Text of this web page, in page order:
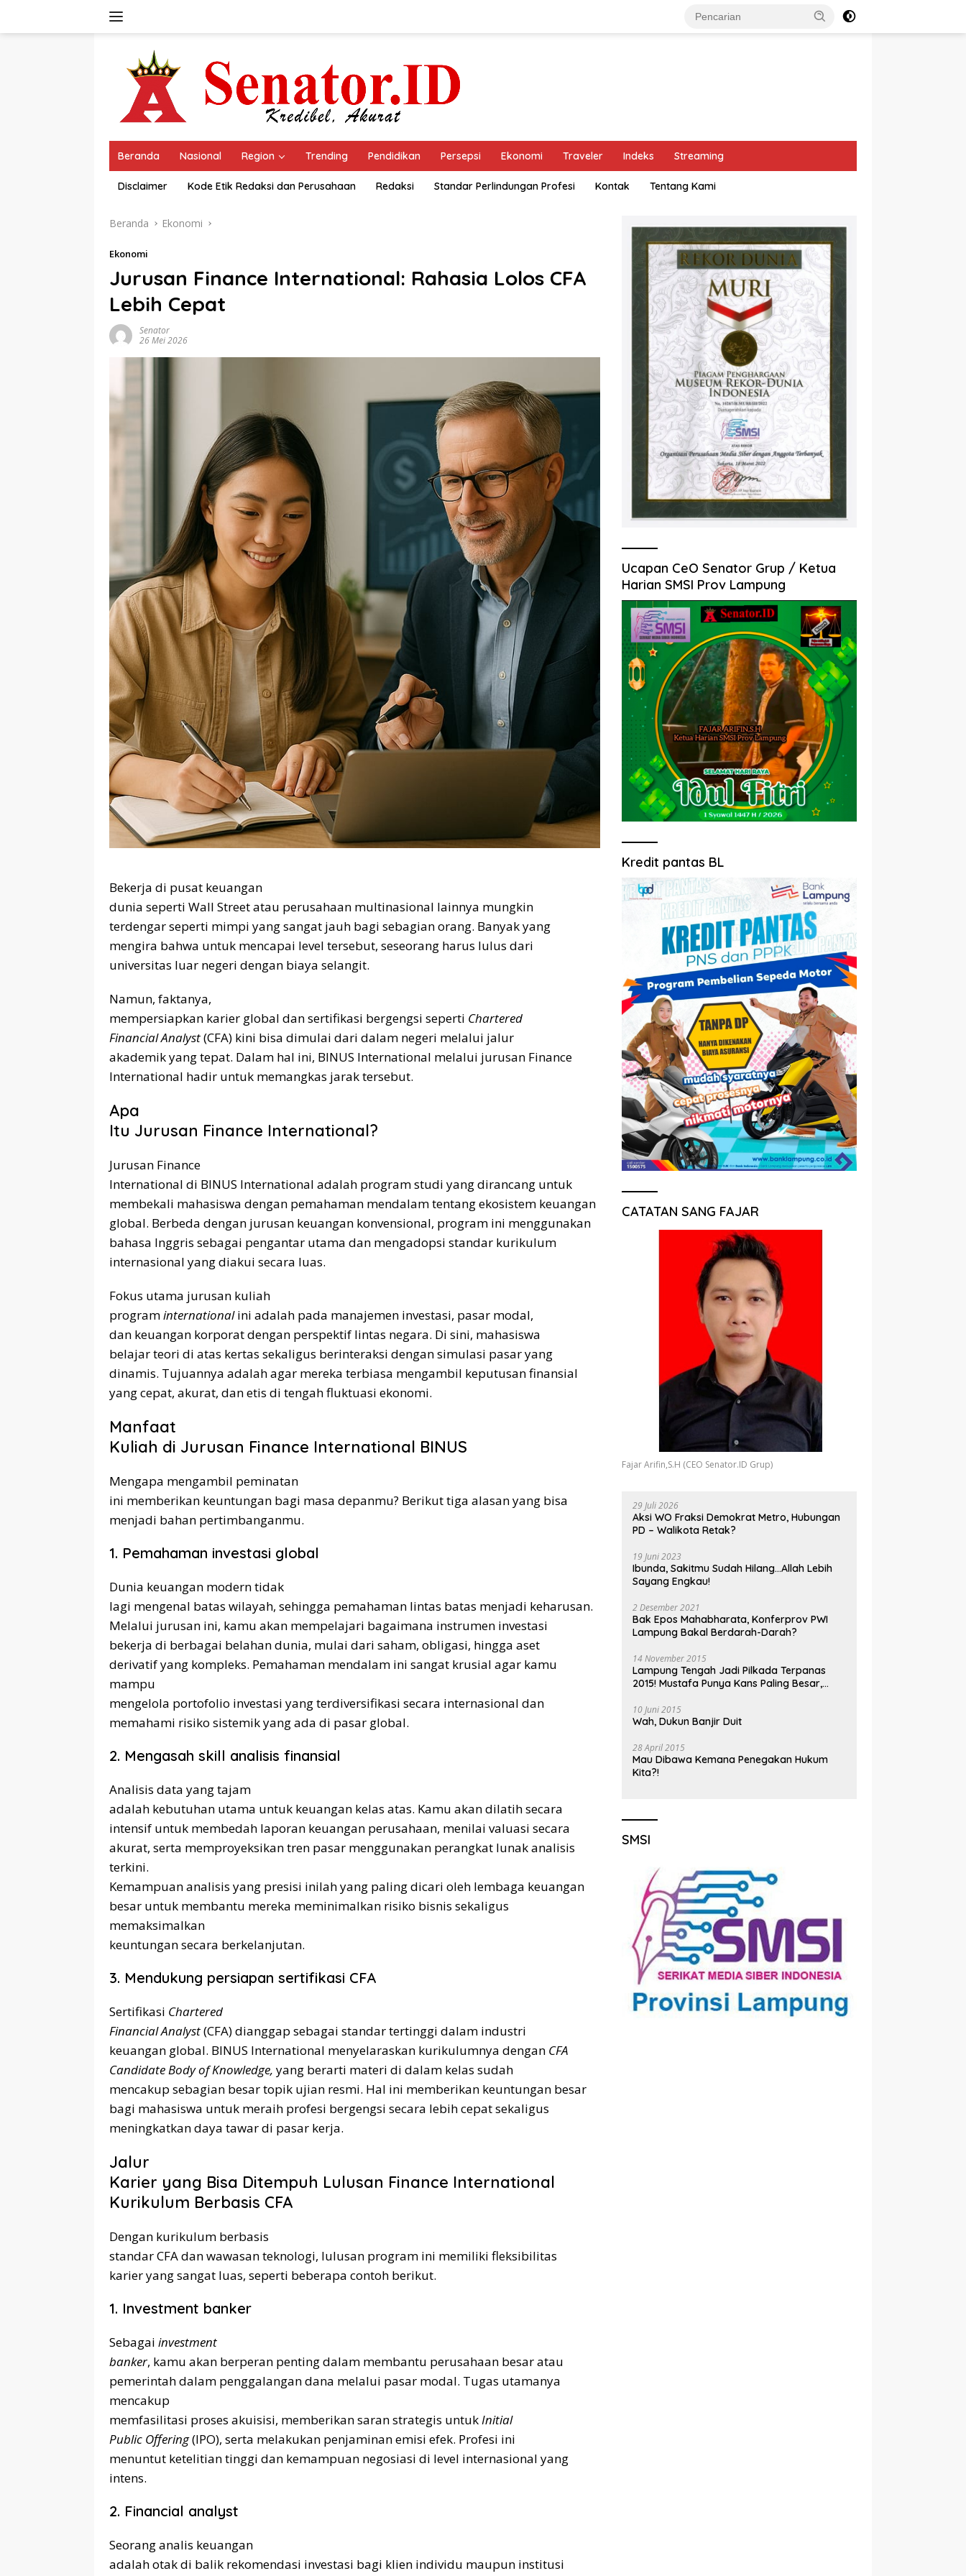
Beranda Nasional Region Trending Pendidikan Persepsi Ekonomi Traveler Indeks Streaming
Disclaimer Kode Etik Redaksi dan Perusahaan Redaksi Standar Perlindungan Profesi Kontak Tentang Kami
Beranda Ekonomi
Ekonomi
Jurusan Finance International: Rahasia Lolos CFA
Lebih Cepat
Senator
26 Mei 2026
Bekerja di pusat keuangan
dunia seperti Wall Street atau perusahaan multinasional lainnya mungkin
terdengar seperti mimpi yang sangat jauh bagi sebagian orang. Banyak yang
mengira bahwa untuk mencapai level tersebut, seseorang harus lulus dari
universitas luar negeri dengan biaya selangit.
Namun, faktanya,
mempersiapkan karier global dan sertifikasi bergengsi seperti Chartered
Financial Analyst(CFA) kini bisa dimulai dari dalam negeri melalui jalur
akademik yang tepat. Dalam hal ini, BINUS International melalui jurusan Finance
International hadir untuk memangkas jarak tersebut.
Apa
Itu Jurusan Finance International?
Jurusan Finance
International di BINUS International adalah program studi yang dirancang untuk
membekali mahasiswa dengan pemahaman mendalam tentang ekosistem keuangan
global. Berbeda dengan jurusan keuangan konvensional, program ini menggunakan
bahasa Inggris sebagai pengantar utama dan mengadopsi standar kurikulum
internasional yang diakui secara luas.
Fokus utama jurusan kuliah
programinternationalini adalah pada manajemen investasi, pasar modal,
dan keuangan korporat dengan perspektif lintas negara. Di sini, mahasiswa
belajar teori di atas kertas sekaligus berinteraksi dengan simulasi pasar yang
dinamis. Tujuannya adalah agar mereka terbiasa mengambil keputusan finansial
yang cepat, akurat, dan etis di tengah fluktuasi ekonomi.
Manfaat
Kuliah di Jurusan Finance International BINUS
Mengapa mengambil peminatan
ini memberikan keuntungan bagi masa depanmu? Berikut tiga alasan yang bisa
menjadi bahan pertimbanganmu.
1. Pemahaman investasi global
Dunia keuangan modern tidak
lagi mengenal batas wilayah, sehingga pemahaman lintas batas menjadi keharusan.
Melalui jurusan ini, kamu akan mempelajari bagaimana instrumen investasi
bekerja di berbagai belahan dunia, mulai dari saham, obligasi, hingga aset
derivatif yang kompleks. Pemahaman mendalam ini sangat krusial agar kamu
mampu
mengelola portofolio investasi yang terdiversifikasi secara internasional dan
memahami risiko sistemik yang ada di pasar global.
2. Mengasah skill analisis finansial
Analisis data yang tajam
adalah kebutuhan utama untuk keuangan kelas atas. Kamu akan dilatih secara
intensif untuk membedah laporan keuangan perusahaan, menilai valuasi secara
akurat, serta memproyeksikan tren pasar menggunakan perangkat lunak analisis
terkini.
Kemampuan analisis yang presisi inilah yang paling dicari oleh lembaga keuangan
besar untuk membantu mereka meminimalkan risiko bisnis sekaligus
memaksimalkan
keuntungan secara berkelanjutan.
3. Mendukung persiapan sertifikasi CFA
Sertifikasi Chartered
Financial Analyst(CFA) dianggap sebagai standar tertinggi dalam industri
keuangan global. BINUS International menyelaraskan kurikulumnya dengan CFA
Candidate Body of Knowledge, yang berarti materi di dalam kelas sudah
mencakup sebagian besar topik ujian resmi. Hal ini memberikan keuntungan besar
bagi mahasiswa untuk meraih profesi bergengsi secara lebih cepat sekaligus
meningkatkan daya tawar di pasar kerja.
Jalur
Karier yang Bisa Ditempuh Lulusan Finance International
Kurikulum Berbasis CFA
Dengan kurikulum berbasis
standar CFA dan wawasan teknologi, lulusan program ini memiliki fleksibilitas
karier yang sangat luas, seperti beberapa contoh berikut.
1. Investment banker
Sebagai investment
banker, kamu akan berperan penting dalam membantu perusahaan besar atau
pemerintah dalam penggalangan dana melalui pasar modal. Tugas utamanya
mencakup
memfasilitasi proses akuisisi, memberikan saran strategis untukInitial
Public Offering(IPO), serta melakukan penjaminan emisi efek. Profesi ini
menuntut ketelitian tinggi dan kemampuan negosiasi di level internasional yang
intens.
2. Financial analyst
Seorang analis keuangan
adalah otak di balik rekomendasi investasi bagi klien individu maupun institusi
Ucapan CeO Senator Grup / Ketua
Harian SMSI Prov Lampung
Kredit pantas BL
CATATAN SANG FAJAR
Fajar Arifin,S.H (CEO Senator.ID Grup)
29 Juli 2026
Aksi WO Fraksi Demokrat Metro, Hubungan
PD – Walikota Retak?
19 Juni 2023
Ibunda, Sakitmu Sudah Hilang…Allah Lebih
Sayang Engkau!
2 Desember 2021
Bak Epos Mahabharata, Konferprov PWI
Lampung Bakal Berdarah-Darah?
14 November 2015
Lampung Tengah Jadi Pilkada Terpanas
2015! Mustafa Punya Kans Paling Besar,
10 Juni 2015
Wah, Dukun Banjir Duit
28 April 2015
Mau Dibawa Kemana Penegakan Hukum
Kita?!
SMSI